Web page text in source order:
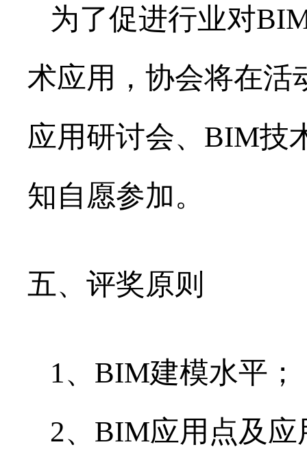
为了促进行业对
术应用，协会将在活
应用研讨会、BIM技
知自愿参加。
五、评奖原则
1、BIM建模水平；
2、BIM应用点及应